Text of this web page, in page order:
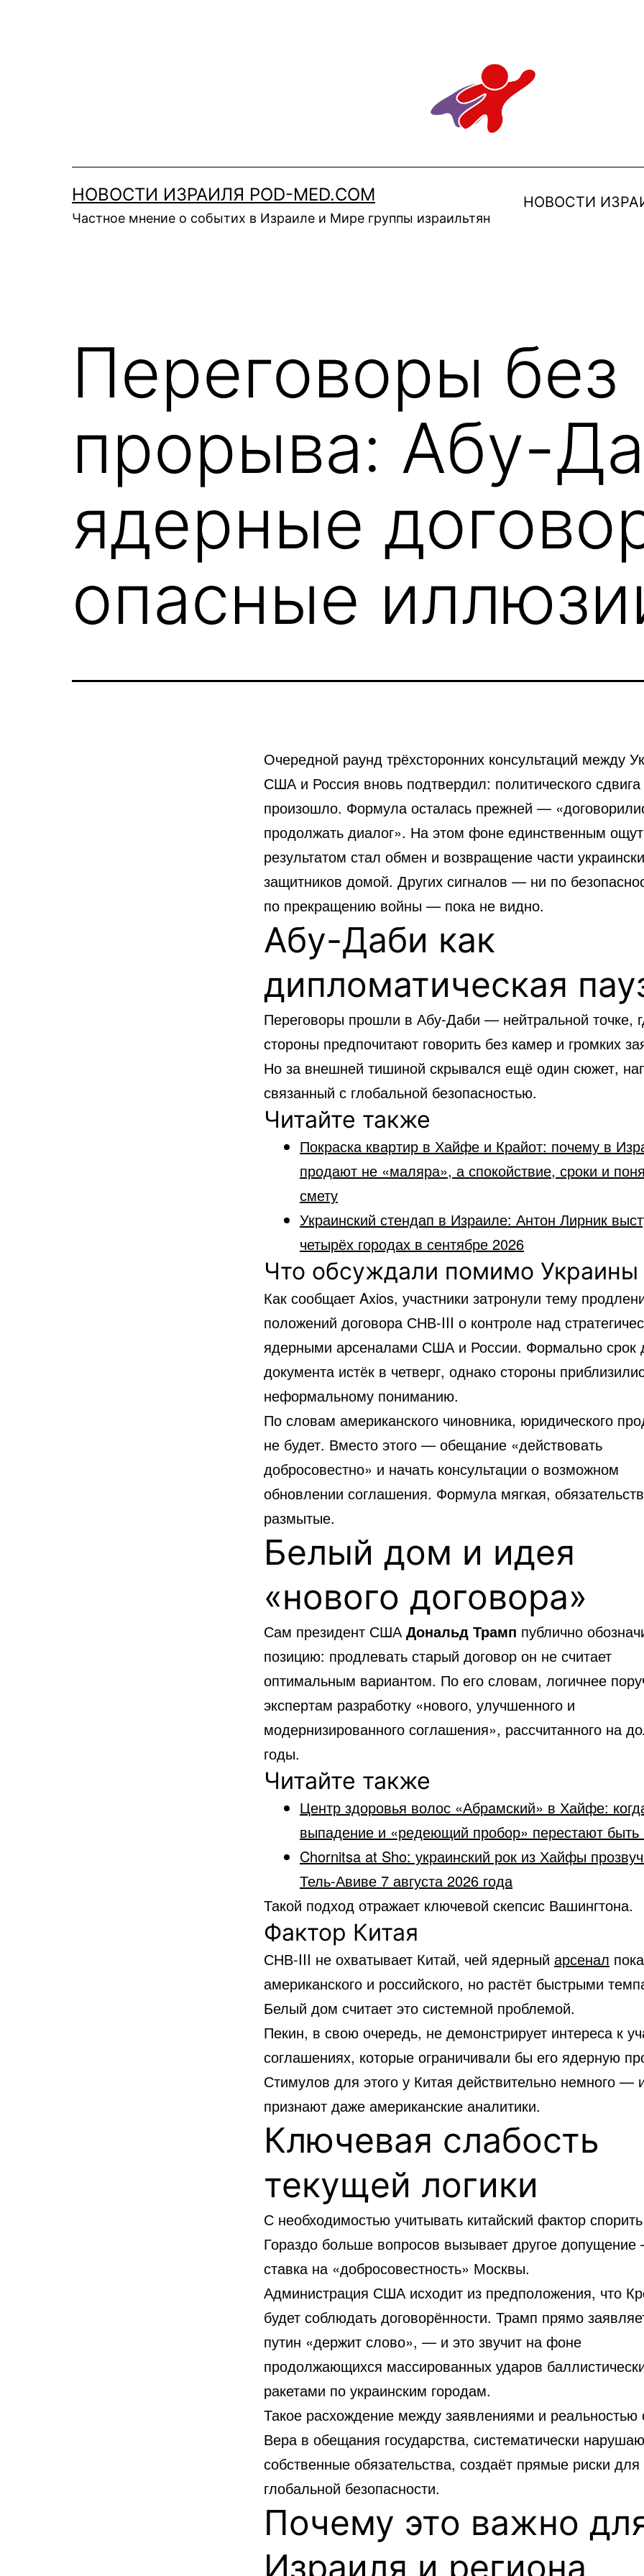
НОВОСТИ ИЗРАИЛЯ POD-MED.COM
Частное мнение о событих в Израиле и Мире группы израильтян
НОВОСТИ
Переговоры без
прорыва: Абу-
ядерные
опасные
Очередной раунд трёхсторонних консультаций между
СШАи Россия вновь подтвердил: политического
произошло. Формула осталась прежней —
продолжать диалог». На этом фоне единственным
результатом стал обмен и возвращение части
защитников домой. Других сигналов — ни по
по прекращению войны — пока не видно.
Абу-Даби как
дипломатическая
Переговоры прошли в Абу-Даби — нейтральной точке,
стороны предпочитают говорить без камер и громких
Но за внешней тишиной скрывался ещё один сюжет,
связанный с глобальной безопасностью.
Читайте также
Покраска квартир в Хайфе и Крайот: почему в
продают не «маляра», а спокойствие, сроки и
смету
Украинский стендап в Израиле: Антон Лирник
четырёх городах в сентябре 2026
Что обсуждали помимо Украины
Как сообщает Axios, участники затронули тему
положений договора СНВ-III о контроле над
ядерными арсеналами США и России. Формально срок
документа истёк в четверг, однако стороны
неформальному пониманию.
По словам американского чиновника, юридического
не будет. Вместо этого — обещание «действовать
добросовестно» и начать консультации о возможном
обновлении соглашения. Формула мягкая,
размытые.
Белый дом и идея
«нового договора»
Сам президент СШАДональд Трамп публично
позицию: продлевать старый договор он не считает
оптимальным вариантом. По его словам, логичнее
экспертам разработку «нового, улучшенного и
модернизированного соглашения», рассчитанного на
годы.
Читайте также
Центр здоровья волос «Абрaмский» в Хайфе:
выпадение и «редеющий пробор» перестают
Chornitsa at Sho: украинский рок из Хайфы
Тель-Авиве 7 августа 2026 года
Такой подход отражает ключевой скепсис Вашингтона.
Фактор Китая
СНВ-III не охватывает Китай, чей ядерный арсенал
американского и российского, но растёт быстрыми
Белый дом считает это системной проблемой.
Пекин, в свою очередь, не демонстрирует интереса к
соглашениях, которые ограничивали бы его ядерную
Стимулов для этого у Китая действительно немного —
признают даже американские аналитики.
Ключевая слабость
текущей логики
С необходимостью учитывать китайский фактор
Гораздо больше вопросов вызывает другое
ставка на «добросовестность» Москвы.
Администрация США исходит из предположения, что
будет соблюдать договорённости. Трамп прямо
путин «держит слово», — и это звучит на фоне
продолжающихся массированных ударов
ракетами по украинским городам.
Такое расхождение между заявлениями и реальностью
Вера в обещания государства, систематически
собственные обязательства, создаёт прямые риски для
глобальной безопасности.
Почему это важно
Израиля и региона